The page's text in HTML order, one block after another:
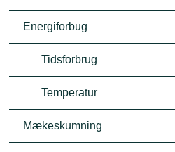
Energiforbug
Tidsforbrug
Temperatur
Mækeskumning